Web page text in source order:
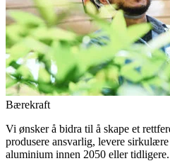
Bærekraft
Vi ønsker å bidra til å skape et
produsere ansvarlig, levere
aluminium innen 2050 eller tidligere.